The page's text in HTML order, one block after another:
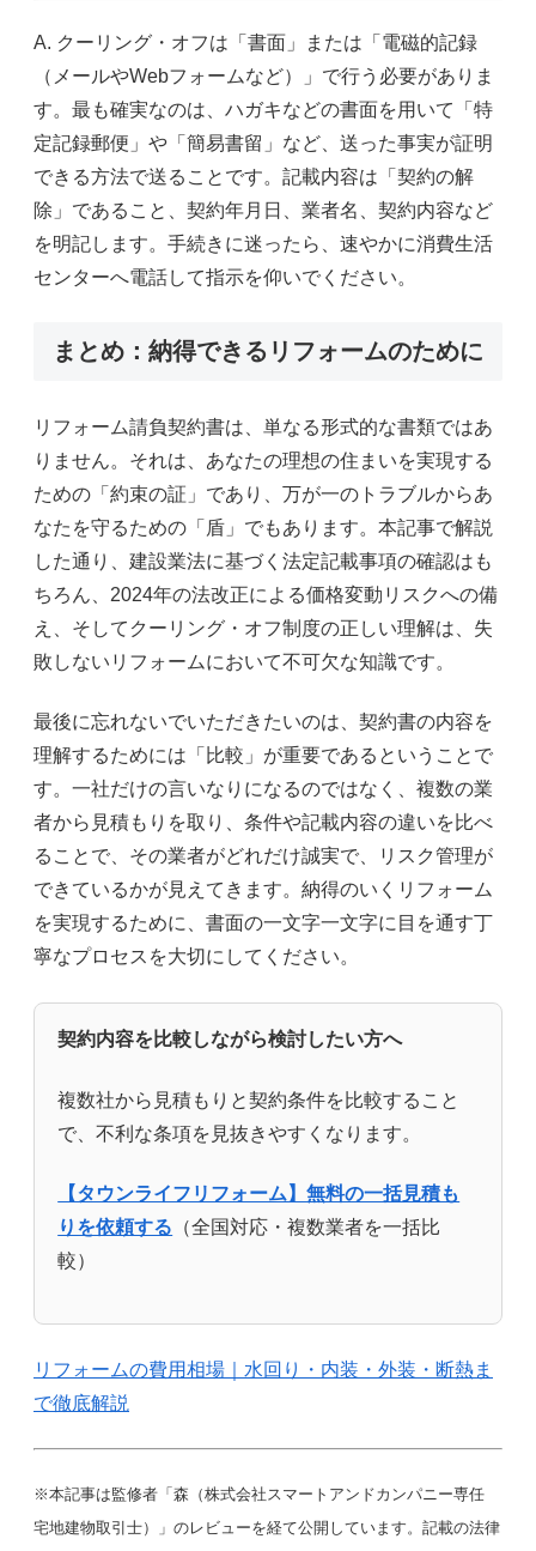
A. クーリング・オフは「書面」または「電磁的記録
（メールやWebフォームなど）」で行う必要がありま
す。最も確実なのは、ハガキなどの書面を用いて「特
定記録郵便」や「簡易書留」など、送った事実が証明
できる方法で送ることです。記載内容は「契約の解
除」であること、契約年月日、業者名、契約内容など
を明記します。手続きに迷ったら、速やかに消費生活
センターへ電話して指示を仰いでください。
まとめ：納得できるリフォームのために
リフォーム請負契約書は、単なる形式的な書類ではあ
りません。それは、あなたの理想の住まいを実現する
ための「約束の証」であり、万が一のトラブルからあ
なたを守るための「盾」でもあります。本記事で解説
した通り、建設業法に基づく法定記載事項の確認はも
ちろん、2024年の法改正による価格変動リスクへの備
え、そしてクーリング・オフ制度の正しい理解は、失
敗しないリフォームにおいて不可欠な知識です。
最後に忘れないでいただきたいのは、契約書の内容を
理解するためには「比較」が重要であるということで
す。一社だけの言いなりになるのではなく、複数の業
者から見積もりを取り、条件や記載内容の違いを比べ
ることで、その業者がどれだけ誠実で、リスク管理が
できているかが見えてきます。納得のいくリフォーム
を実現するために、書面の一文字一文字に目を通す丁
寧なプロセスを大切にしてください。
契約内容を比較しながら検討したい方へ
複数社から見積もりと契約条件を比較すること
で、不利な条項を見抜きやすくなります。
【タウンライフリフォーム】無料の一括見積も
りを依頼する （全国対応・複数業者を一括比
較）
リフォームの費用相場｜水回り・内装・外装・断熱ま
で徹底解説
※本記事は監修者「森（株式会社スマートアンドカンパニー専任
宅地建物取引士）」のレビューを経て公開しています。記載の法律